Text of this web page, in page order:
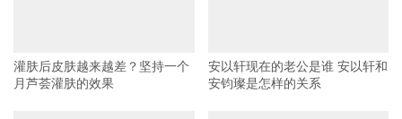
灌肤后皮肤越来越差？坚持一个
月芦荟灌肤的效果
安以轩现在的老公是谁 安以轩和
安钧璨是怎样的关系